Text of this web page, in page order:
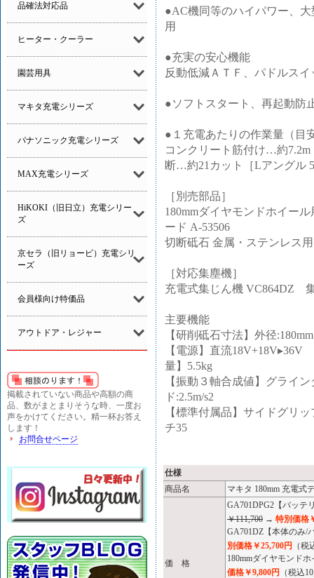
品確法対応品
ヒーター・クーラー
園芸用具
マキタ充電シリーズ
パナソニック充電シリーズ
MAX充電シリーズ
HiKOKI（旧日立）充電シリー
ズ
京セラ（旧リョービ）充電シリ
ーズ
会員様向け特価品
アウトドア・レジャー
掲載されていない商品や高額の商
品、数がまとまりそうな時、一度お
声をかけてください。精一杯お答え
します！
お問合せページ
●AC機同等のハイパワー、
用
●充実の安心機能
反動低減ＡＴＦ、パドルス
●ソフトスタート、再起動防
●１充電あたりの作業量（目
コンクリート筋付け…約7.2m
断…約21カット［Lアングル
［別売部品］
180mmダイヤモンドホイー
ード A-53506
切断砥石 金属・ステンレス
［対応集塵機］
充電式集じん機 VC864DZ
主要機能
【研削砥石寸法】外径
【電源】直流
量】5.5kg
【振動３軸合成値】グライ
ド:2.5m/s2
【標準付属品】サイドグリ
チ35
仕様
商品名
マキタ 180mm 充電式
価 格
GA701DPG2【バッテ
￥111,700 → 特別価格
GA701DZ【本体のみ/
別価格￥25,700円
（
180mmダイヤモンド
価格￥9,800円
（税込